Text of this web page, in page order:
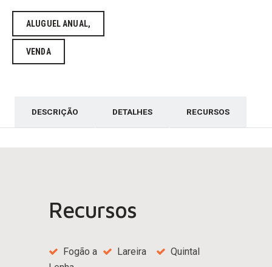
ALUGUEL ANUAL,
VENDA
DESCRIÇÃO DETALHES RECURSOS
Recursos
Fogão a
Lareira Quintal